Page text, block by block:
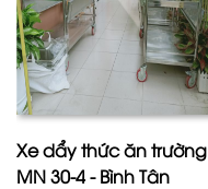
Xe dẩy thức ăn trường
MN 30-4 - Bình Tân